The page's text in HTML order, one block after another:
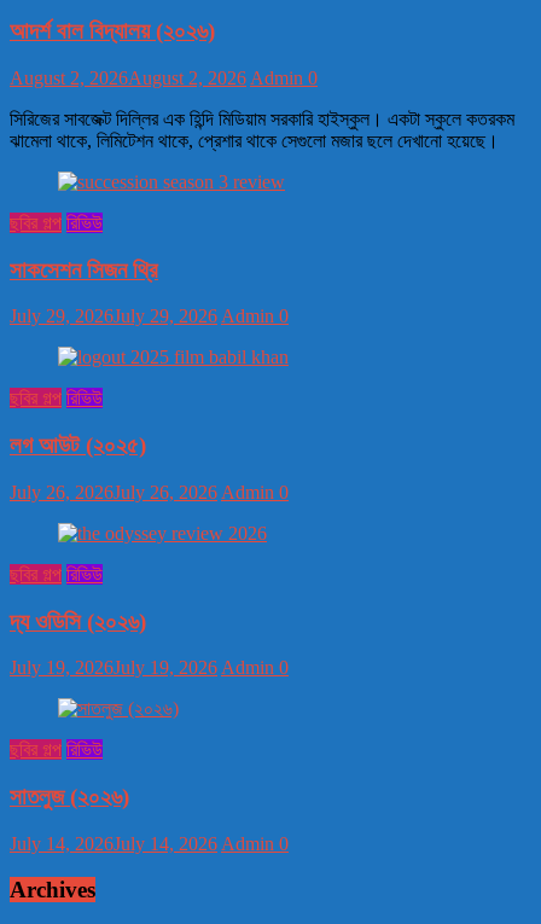
আদর্শ বাল বিদ্যালয় (২০২৬)
August 2, 2026August 2, 2026 Admin 0
সিরিজের সাবজেক্ট দিল্লির এক হিন্দি মিডিয়াম সরকারি হাইস্কুল। একটা স্কুলে কতরকম
ঝামেলা থাকে, লিমিটেশন থাকে, প্রেশার থাকে সেগুলো মজার ছলে দেখানো হয়েছে।
ছবির গল্প রিভিউ
সাকসেশন সিজন থ্রি
July 29, 2026July 29, 2026Admin 0
ছবির গল্প রিভিউ
লগ আউট (২০২৫)
July 26, 2026July 26, 2026 Admin 0
ছবির গল্প রিভিউ
দ্য ওডিসি (২০২৬)
July 19, 2026July 19, 2026 Admin 0
ছবির গল্প রিভিউ
সাতলুজ (২০২৬)
July 14, 2026July 14, 2026 Admin 0
Archives